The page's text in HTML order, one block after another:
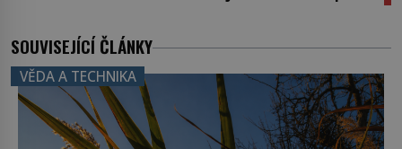
SOUVISEJÍCÍ ČLÁNKY
VĚDA A TECHNIKA